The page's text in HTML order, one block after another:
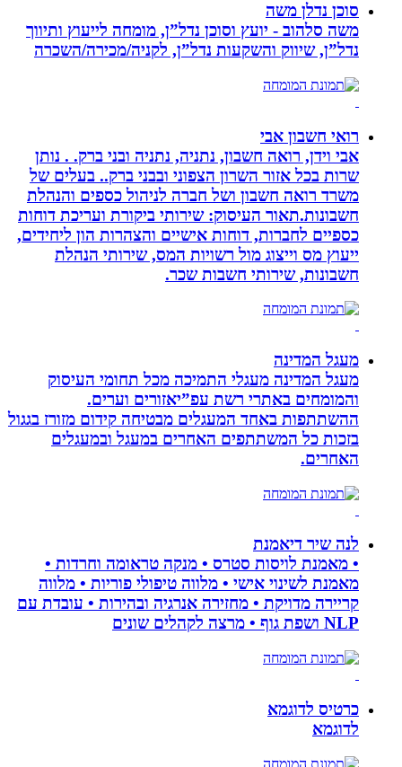
סוכן נדלן משה
משה סלהוב - יועץ וסוכן נדל”ן, מומחה לייעוץ ותיווך
נדל”ן, שיווק והשקעות נדל”ן, לקניה/מכירה/השכרה
רואי חשבון אבי
אבי וידן, רואה חשבון, נתניה, נתניה ובני ברק. . נותן
שרות בכל אזור השרון הצפוני ובבני ברק.. בעלים של
משרד רואה חשבון ושל חברה לניהול כספים והנהלת
חשבונות.תאור העיסוק: שירותי ביקורת ועריכת דוחות
כספיים לחברות, דוחות אישיים והצהרות הון ליחידים,
ייעוץ מס וייצוג מול רשויות המס, שירותי הנהלת
חשבונות, שירותי חשבות שכר.
מעגל המדינה
מעגל המדינה מעגלי התמיכה מכל תחומי העיסוק
והמומחים באתרי רשת עפ”יאזורים וערים.
ההשתתפות באחד המעגלים מבטיחה קידום מזורז בגגול
בזכות כל המשתתפים האחרים במעגל ובמעגלים
האחרים.
לנה שיר דיאמנת
• מאמנת לויסות סטרס • מנקה טראומה וחרדות •
מאמנת לשינוי אישי • מלווה טיפולי פוריות • מלווה
קריירה מדויקת • מחזירה אנרגיה ובהירות • עובדת עם
כרטיס לדוגמא
לדוגמא